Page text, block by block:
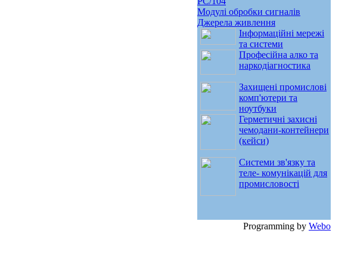
Модулі обробки сигналів
Джерела живлення
Інформаційні мережі
та системи
Професійна алко та
наркодіагностика
Захищені промислові
комп'ютери та
ноутбуки
Герметичні захисні
чемодани-контейнери
(кейси)
Системи зв'язку та
теле- комунікацій для
промисловості
Programming by Webo